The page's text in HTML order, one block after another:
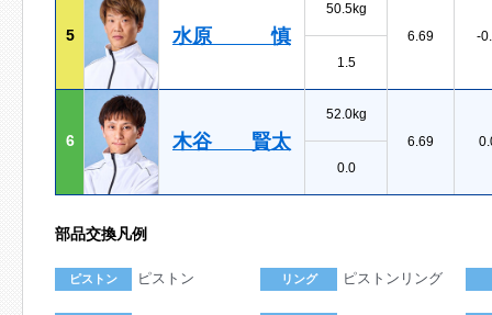
5 水原 慎
50.5kg
6.69
-
1.5
6 木谷 賢太
52.0kg
6.69
0.0
部品交換凡例
ピストン ピストン リング ピストンリング